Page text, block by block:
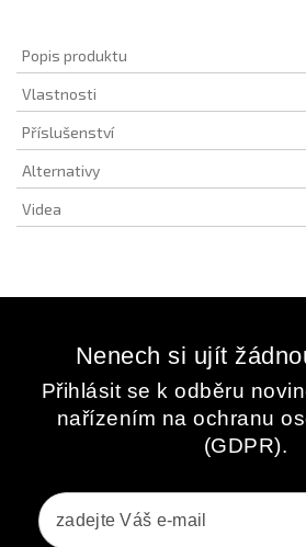
Popis produktu
Vlastnosti
Příslušenství
Alternativy
Videa
Nenech si ujít
Přihlásit se k odběru
nařízením na ochranu
(GDPR).